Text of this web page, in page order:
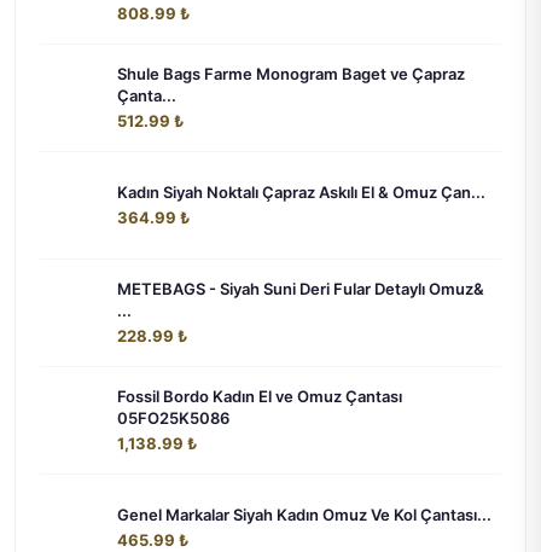
808.99 ₺
Shule Bags Farme Monogram Baget ve Çapraz
Çanta...
512.99 ₺
Kadın Siyah Noktalı Çapraz Askılı El & Omuz Çan...
364.99 ₺
METEBAGS - Siyah Suni Deri Fular Detaylı Omuz&
...
228.99 ₺
Fossil Bordo Kadın El ve Omuz Çantası
05FO25K5086
1,138.99 ₺
Genel Markalar Siyah Kadın Omuz Ve Kol Çantası...
465.99 ₺